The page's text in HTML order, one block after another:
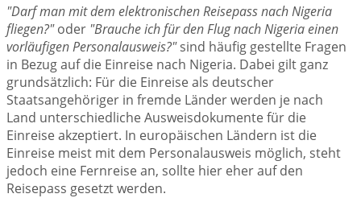
"Darf man mit dem elektronischen Reisepass nach Nigeria
fliegen?"oder "Brauche ich für den Flug nach Nigeria einen
vorläufigen Personalausweis?"sind häufig gestellte Fragen
in Bezug auf die Einreise nach Nigeria. Dabei gilt ganz
grundsätzlich: Für die Einreise als deutscher
Staatsangehöriger in fremde Länder werden je nach
Land unterschiedliche Ausweisdokumente für die
Einreise akzeptiert. In europäischen Ländern ist die
Einreise meist mit dem Personalausweis möglich, steht
jedoch eine Fernreise an, sollte hier eher auf den
Reisepass gesetzt werden.